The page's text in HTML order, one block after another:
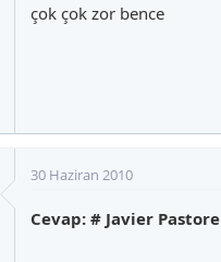
çok çok zor bence
30 Haziran 2010
Cevap: # Javier Pastore